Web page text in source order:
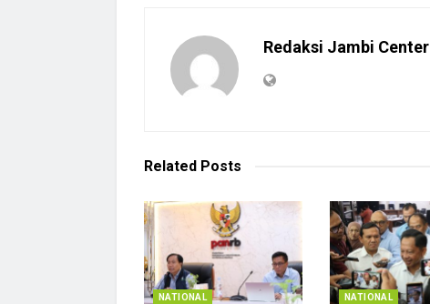
Redaksi Jambi Center
Related Posts
NATIONAL NATIONAL